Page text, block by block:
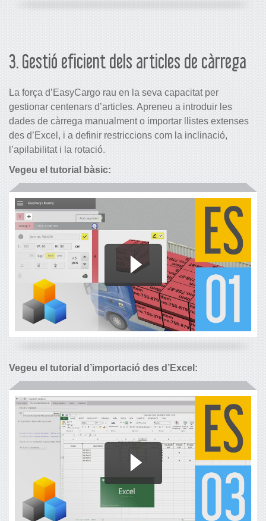
3. Gestió eficient dels articles de càrrega
La força d’EasyCargo rau en la seva capacitat per
gestionar centenars d’articles. Apreneu a introduir les
dades de càrrega manualment o importar llistes extenses
des d’Excel, i a definir restriccions com la inclinació,
l’apilabilitat i la rotació.
Vegeu el tutorial bàsic:
Vegeu el tutorial d’importació des d’Excel: